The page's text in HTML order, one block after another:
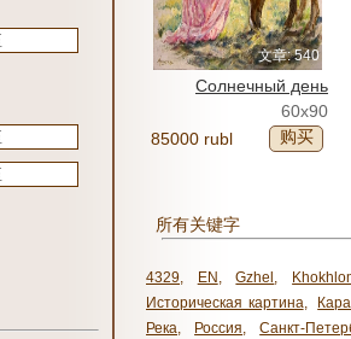
文章: 540
Солнечный день
60x90
85000 rubl
购买
所有关键字
4329, EN , Gzhel ,
Историческая картина,
Река, Россия,
Санкт-